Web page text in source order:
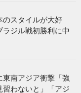
のスタイルが大好
ジル戦初勝利に中
東南アジア衝撃「強
わないと」「アジ